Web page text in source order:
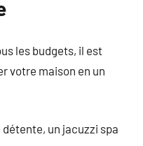
les budgets, il est
votre maison en un
un jacuzzi spa